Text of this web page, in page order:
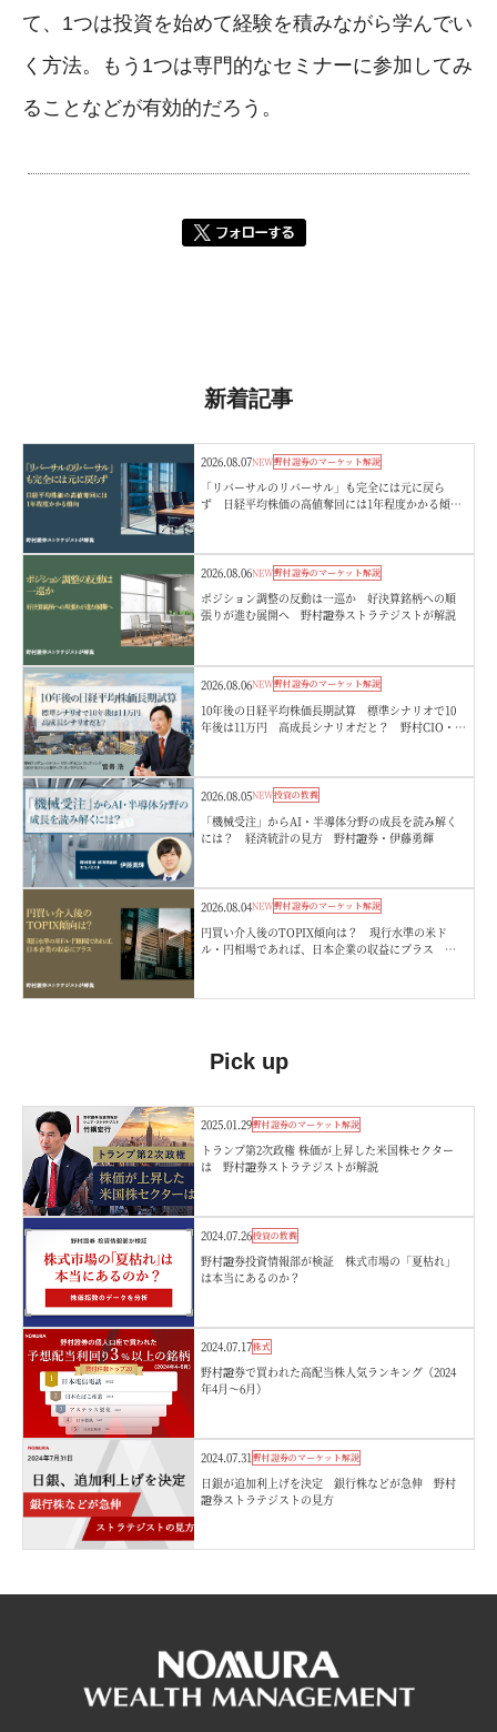
て、1つは投資を始めて経験を積みながら学んでい
く方法。もう1つは専門的なセミナーに参加してみ
ることなどが有効的だろう。
新着記事
2026.08.07NEW野村證券のマーケット解説
「リバーサルのリバーサル」も完全には元に戻ら
ず 日経平均株価の高値奪回には1年程度かかる傾
2026.08.06NEW野村證券のマーケット解説
ポジション調整の反動は一巡か 好決算銘柄への順
張りが進む展開へ 野村證券ストラテジストが解説
2026.08.06NEW野村證券のマーケット解説
10年後の日経平均株価長期試算 標準シナリオで10
年後は11万円 高成長シナリオだと？ 野村CIO・宮
2026.08.05NEW投資の教養
「機械受注」からAI・半導体分野の成長を読み解く
には？ 経済統計の見方 野村證券・伊藤勇輝
2026.08.04NEW野村證券のマーケット解説
円買い介入後のTOPIX傾向は？ 現行水準の米ド
ル・円相場であれば、日本企業の収益にプラス 野
Pick up
2025.01.29野村證券のマーケット解説
トランプ第2次政権 株価が上昇した米国株セクター
は 野村證券ストラテジストが解説
2024.07.26投資の教養
野村證券投資情報部が検証 株式市場の「夏枯れ」
は本当にあるのか？
2024.07.17株式
野村證券で買われた高配当株人気ランキング（2024
年4月～6月）
2024.07.31野村證券のマーケット解説
日銀が追加利上げを決定 銀行株などが急伸 野村
證券ストラテジストの見方